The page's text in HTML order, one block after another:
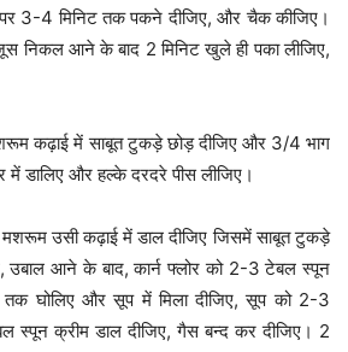
3-4 मिनिट तक पकने दीजिए, और चैक कीजिए।
निकल आने के बाद 2 मिनिट खुले ही पका लीजिए,
कढ़ाई में साबूत टुकड़े छोड़ दीजिए और 3/4 भाग
डालिए और हल्के दरदरे पीस लीजिए।
उसी कढ़ाई में डाल दीजिए जिसमें साबूत टुकड़े
उबाल आने के बाद, कार्न फ्लोर को 2-3 टेबल स्पून
तक घोलिए और सूप में मिला दीजिए, सूप को 2-3
स्पून क्रीम डाल दीजिए, गैस बन्द कर दीजिए। 2